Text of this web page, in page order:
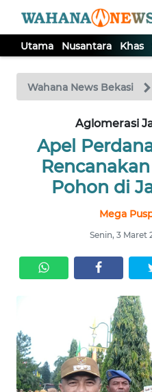
Utama Nusantara Khas
Wahana News Bekasi
Aglomerasi
Apel
Pohon di
Mega
Senin, 3 Maret
TV
Tutup
NUSANTARA
SERBI
Informasi
INDEKS
BERITA